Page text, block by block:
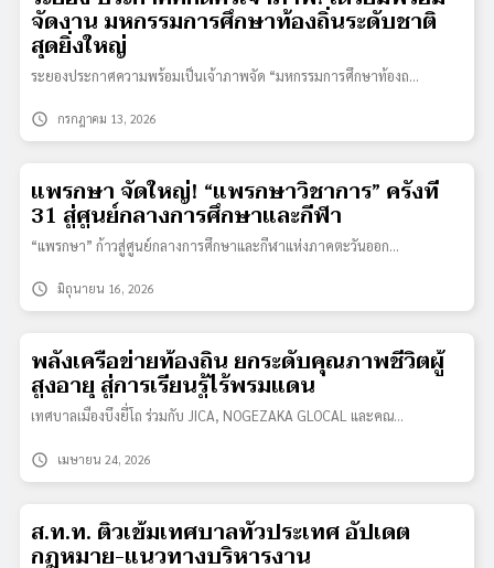
จัดงาน มหกรรมการศึกษาท้องถิ่นระดับชาติ
สุดยิ่งใหญ่
ระยองประกาศความพร้อมเป็นเจ้าภาพจัด “มหกรรมการศึกษาท้องถ…
schedule กรกฎาคม 13, 2026
แพรกษา จัดใหญ่! “แพรกษาวิชาการ” ครั้งที่
31 สู่ศูนย์กลางการศึกษาและกีฬา
“แพรกษา” ก้าวสู่ศูนย์กลางการศึกษาและกีฬาแห่งภาคตะวันออก…
schedule มิถุนายน 16, 2026
พลังเครือข่ายท้องถิ่น ยกระดับคุณภาพชีวิตผู้
สูงอายุ สู่การเรียนรู้ไร้พรมแดน
เทศบาลเมืองบึงยี่โถ ร่วมกับ JICA, NOGEZAKA GLOCAL และคณ…
schedule เมษายน 24, 2026
ส.ท.ท. ติวเข้มเทศบาลทั่วประเทศ อัปเดต
กฎหมาย-แนวทางบริหารงาน